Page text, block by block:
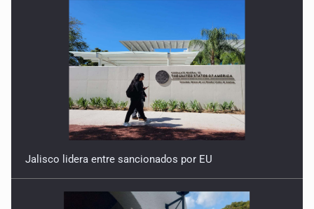
Jalisco lidera entre sancionados por EU